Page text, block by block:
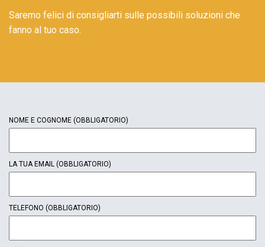
Saremo felici di consigliarti sulle possibili soluzioni che
fanno al tuo caso.
NOME E COGNOME (OBBLIGATORIO)
LA TUA EMAIL (OBBLIGATORIO)
TELEFONO (OBBLIGATORIO)